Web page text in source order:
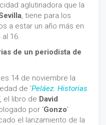
aglutinadora que la
, tiene para los
a estar un año más en
16.
de un periodista de
14 de noviembre la
de ‘Peláez. Historias
, el libro de David
por ‘Gonzo’
el lanzamiento de la